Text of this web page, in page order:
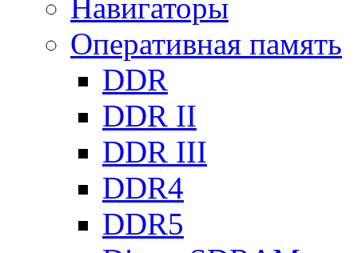
Навигаторы
Оперативная память
DDR
DDR II
DDR III
DDR4
DDR5